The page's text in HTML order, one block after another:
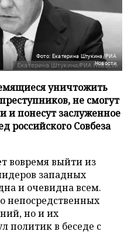
Фото: Екатерина Штукина/РИА
Новости
уничтожить
не смогут
и понесут заслуженное
российского Совбеза
вовремя выйти из
западных
и очевидна всем.
непосредственных
но и их
политик в беседе с